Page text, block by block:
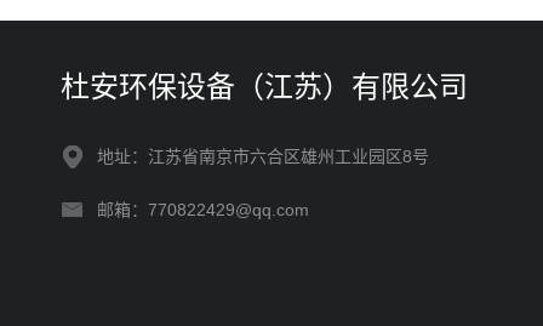
杜安环保设备（江苏）有限公司
地址：江苏省南京市六合区雄州工业园区8号
邮箱：770822429@qq.com